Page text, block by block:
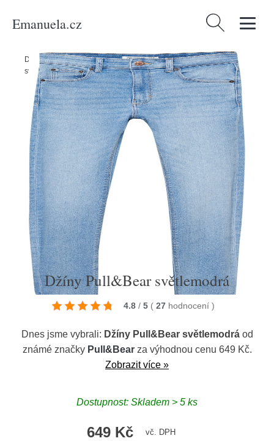
Emanuela.cz Vyhledávání
Domů/Produkty/Ženy/Oblečení/Džíny/Džíny Pull&Bear
světlemodrá
Džíny Pull&Bear světlemodrá
4.8 / 5 ( 27 hodnocení )
Dnes jsme vybrali: Džíny Pull&Bear světlemodráod
známé značky Pull&Bearza výhodnou cenu 649 Kč.
Zobrazit více »
Dostupnost: Skladem > 5 ks
649 Kč vč. DPH